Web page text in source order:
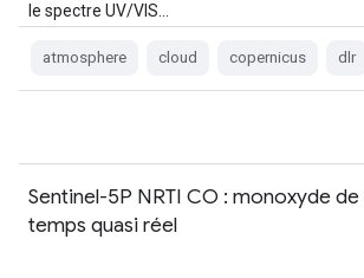
le spectre UV/VIS…
atmosphere cloud copernicus dlr
Sentinel-5P NRTI CO : monoxyde
temps quasi réel